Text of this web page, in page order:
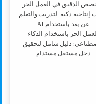
الحر باستخدام الذكاء
دليل شامل لتحقيق
دخل مستقل مستدام